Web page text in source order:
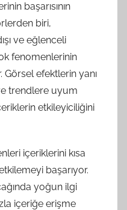
başarısının
biri,
ve eğlenceli
fenomenlerinin
Görsel efektlerin yanı
trendlere uyum
etkileyiciliğini
içeriklerini kısa
başarıyor.
yoğun ilgi
içeriğe erişme